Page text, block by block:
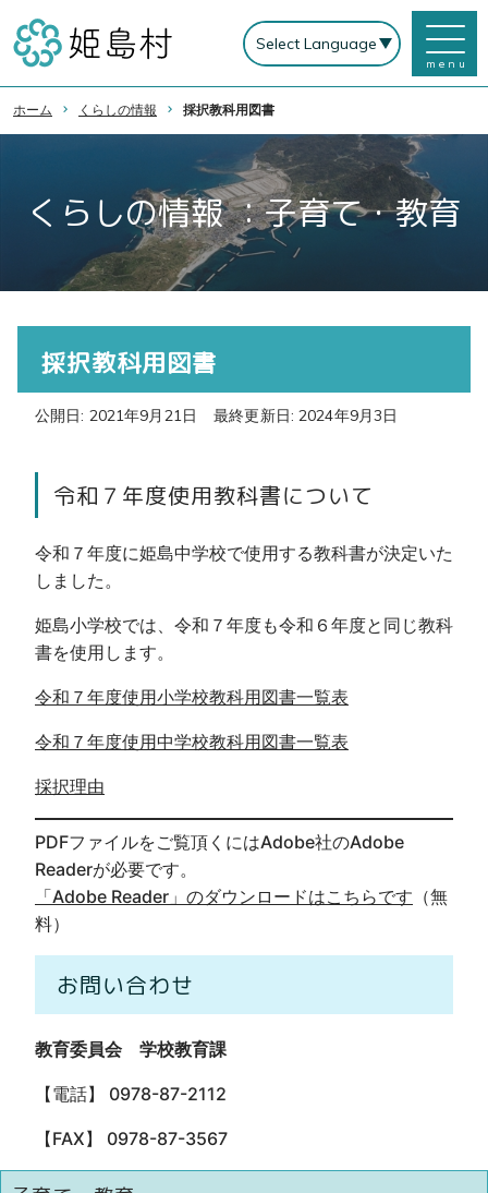
menu
ホーム くらしの情報 採択教科用図書
くらしの情報 ：子育て・教育
採択教科用図書
公開日: 2021年9月21日 最終更新日: 2024年9月3日
令和７年度使用教科書について
令和７年度に姫島中学校で使用する教科書が決定いた
しました。
姫島小学校では、令和７年度も令和６年度と同じ教科
書を使用します。
令和７年度使用小学校教科用図書一覧表
令和７年度使用中学校教科用図書一覧表
採択理由
PDFファイルをご覧頂くにはAdobe社のAdobe
Readerが必要です。
「Adobe Reader」のダウンロードはこちらです （無
料）
お問い合わせ
教育委員会 学校教育課
【電話】 0978-87-2112
【FAX】 0978-87-3567